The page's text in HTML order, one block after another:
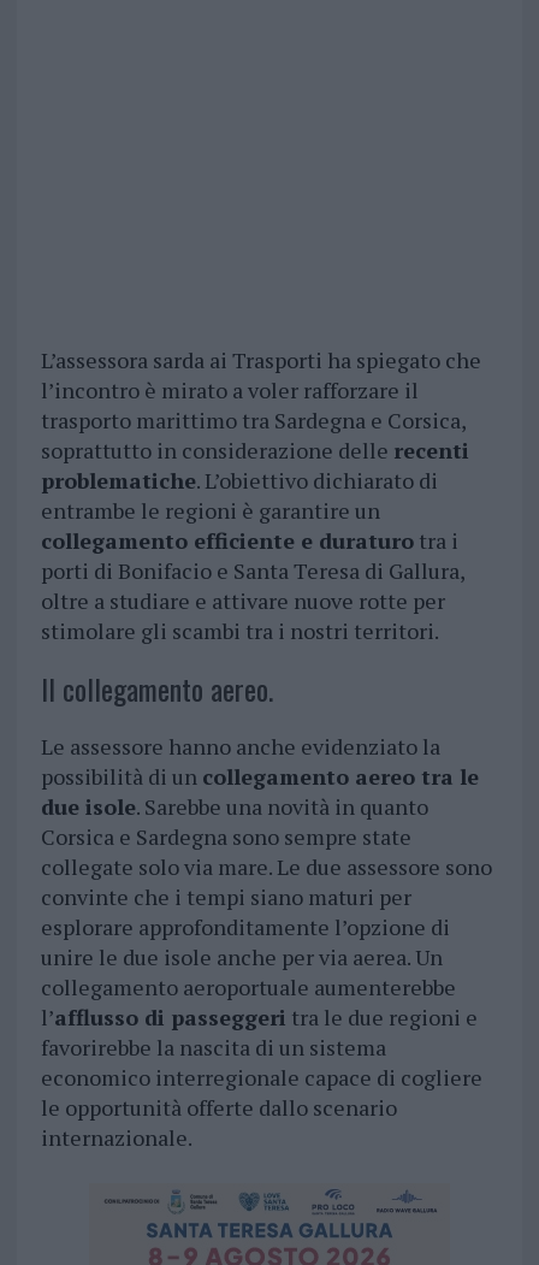
L’assessora sarda ai Trasporti ha spiegato che
l’incontro è mirato a voler rafforzare il
trasporto marittimo tra Sardegna e Corsica,
soprattutto in considerazione delle recenti
problematiche. L’obiettivo dichiarato di
entrambe le regioni è garantire un
collegamento efficiente e duraturotra i
porti di Bonifacio e Santa Teresa di Gallura,
oltre a studiare e attivare nuove rotte per
stimolare gli scambi tra i nostri territori.
Il collegamento aereo.
Le assessore hanno anche evidenziato la
possibilità di un collegamento aereo tra le
due isole. Sarebbe una novità in quanto
Corsica e Sardegna sono sempre state
collegate solo via mare. Le due assessore sono
convinte che i tempi siano maturi per
esplorare approfonditamente l’opzione di
unire le due isole anche per via aerea. Un
collegamento aeroportuale aumenterebbe
l’afflusso di passeggeri tra le due regioni e
favorirebbe la nascita di un sistema
economico interregionale capace di cogliere
le opportunità offerte dallo scenario
internazionale.